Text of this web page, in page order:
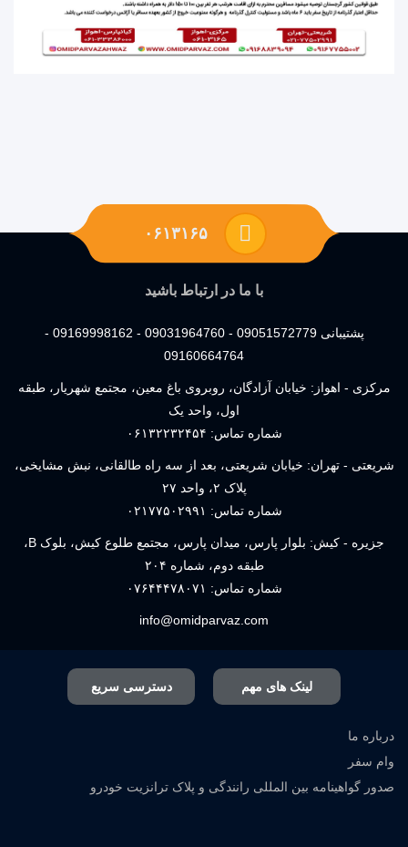
۰۶۱۳۱۶۵
با ما در ارتباط باشید
پشتیبانی 09051572779 - 09031964760 - 09169998162 -
09160664764
مرکزی - اهواز: خیابان آزادگان، روبروی باغ معین، مجتمع شهریار، طبقه
اول، واحد یک
شماره تماس: ۰۶۱۳۲۲۳۲۴۵۴
شریعتی - تهران: خیابان شریعتی، بعد از سه راه طالقانی، نبش مشایخی،
پلاک ۲، واحد ۲۷
شماره تماس: ۰۲۱۷۷۵۰۲۹۹۱
جزیره - کیش: بلوار پارس، میدان پارس، مجتمع طلوع کیش، بلوک B،
طبقه دوم، شماره ۲۰۴
شماره تماس: ۰۷۶۴۴۴۷۸۰۷۱
info@omidparvaz.com
لینک های مهم دسترسی سریع
درباره ما
وام سفر
صدور گواهینامه بین المللی رانندگی و پلاک ترانزیت خودرو